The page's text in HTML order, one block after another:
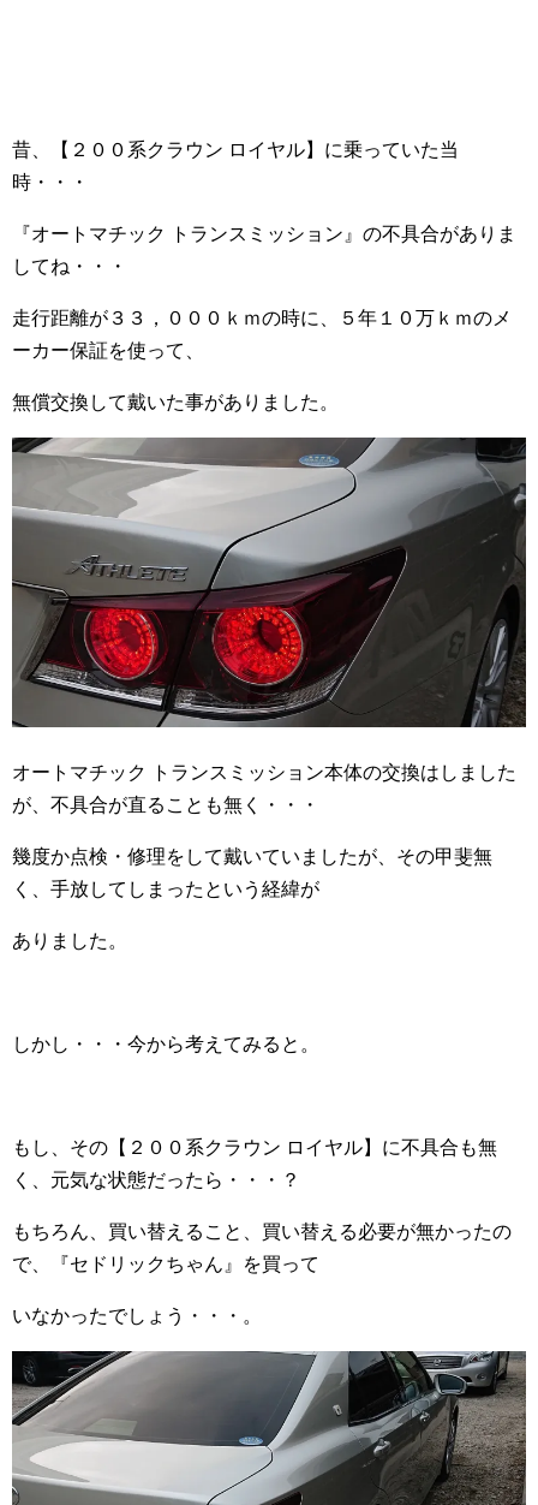
昔、【２００系クラウン ロイヤル】に乗っていた当
時・・・
『オートマチック トランスミッション』の不具合がありま
してね・・・
走行距離が３３，０００ｋｍの時に、５年１０万ｋｍのメ
ーカー保証を使って、
無償交換して戴いた事がありました。
オートマチック トランスミッション本体の交換はしました
が、不具合が直ることも無く・・・
幾度か点検・修理をして戴いていましたが、その甲斐無
く、手放してしまったという経緯が
ありました。
しかし・・・今から考えてみると。
もし、その【２００系クラウン ロイヤル】に不具合も無
く、元気な状態だったら・・・？
もちろん、買い替えること、買い替える必要が無かったの
で、『セドリックちゃん』を買って
いなかったでしょう・・・。